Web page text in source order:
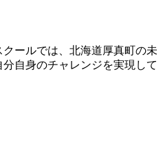
ールでは、北海道厚真町の未
自身のチャレンジを実現して